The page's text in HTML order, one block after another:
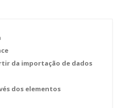
da importação de dados
dos elementos